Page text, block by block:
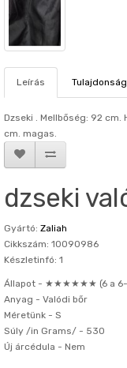
Leírás
Dzseki . Mellbőség: 92 cm.
cm. magas.
dzseki
Gyártó: Zaliah
Cikkszám: 10090986
Készletinfó: 1
Állapot - ★★★★★★ (6 a 6-
Anyag - Valódi bőr
Méretünk - S
Súly /in Grams/ - 530
Új árcédula - Nem